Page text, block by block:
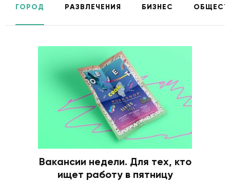
ГОРОД РАЗВЛЕЧЕНИЯ БИЗНЕС
Вакансии недели. Для тех, кто
ищет работу в пятницу